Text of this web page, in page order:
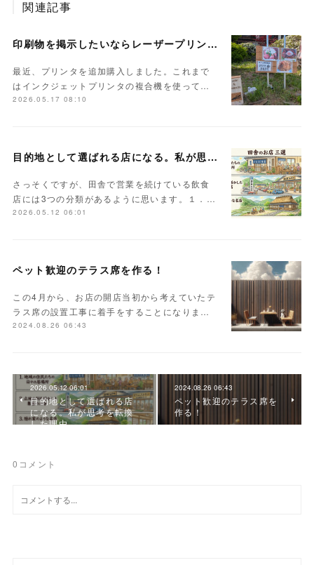
関連記事
印刷物を掲示したいならレーザープリンタ一択
最近、プリンタを追加購入しました。これまで
はインクジェットプリンタの複合機を使って…
2026.05.17 08:10
目的地として選ばれる店になる。私が思考を転換した理由。
さっそくですが、田舎で営業を続けている飲食
店には3つの分類があるように思います。１．…
2026.05.12 06:01
ペット歓迎のテラス席を作る！
この4月から、お店の開店当初から考えていたテ
ラス席の設置工事に着手をすることになりま…
2024.08.26 06:43
2026.05.12 06:01
目的地として選ばれる店
になる。私が思考を転換
した理由。
2024.08.26 06:43
ペット歓迎のテラス席を
作る！
0 コメント